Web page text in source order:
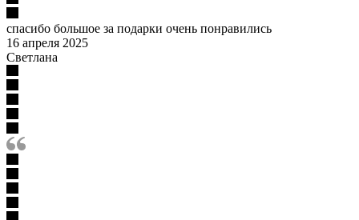
спасибо большое за подарки очень понравились
16 апреля 2025
Светлана